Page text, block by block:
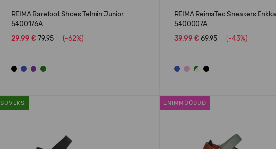
REIMA Barefoot Shoes Telmin Junior
5400176A
29,99 € 79.95 (-62%)
REIMA ReimaTec Sneakers Enkka
5400007A
39,99 € 69.95 (-43%)
SUVEKS ENIMMÜÜDUD